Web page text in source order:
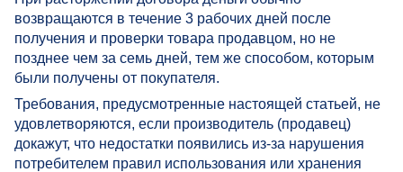
возвращаются в течение 3 рабочих дней после
получения и проверки товара продавцом, но не
позднее чем за семь дней, тем же способом, которым
были получены от покупателя.
Требования, предусмотренные настоящей статьей, не
удовлетворяются, если производитель (продавец)
докажут, что недостатки появились из-за нарушения
потребителем правил использования или хранения